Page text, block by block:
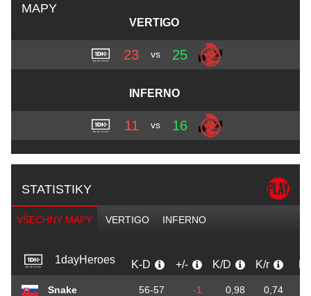
MAPY
VERTIGO
23 vs 25
INFERNO
11 vs 16
STATISTIKY
VŠECHNY MAPY VERTIGO INFERNO
1dayHeroes K-D +/- K/D K/r
Snake 56-57 -1 0,98 0,74